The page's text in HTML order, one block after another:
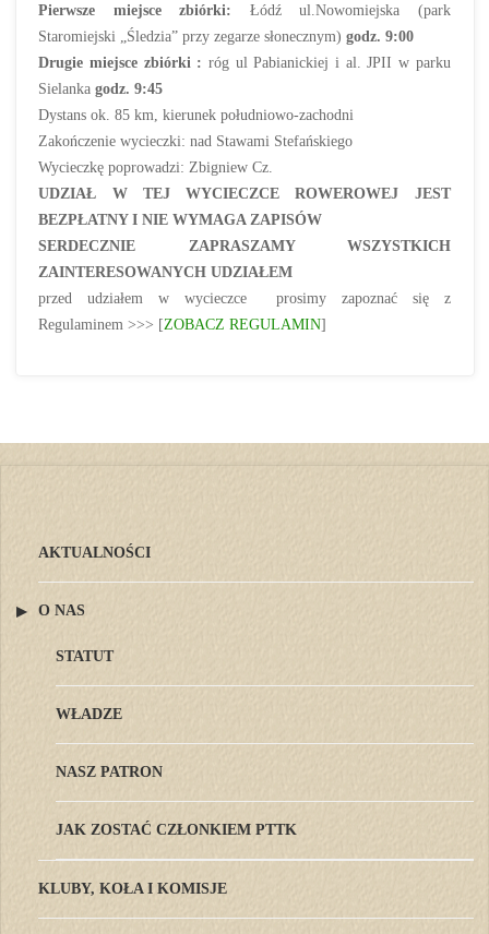
Pierwsze miejsce zbiórki: Łódź ul.Nowomiejska (park
Staromiejski „Śledzia” przy zegarze słonecznym)godz. 9:00
Drugie miejsce zbiórki : róg ul Pabianickiej i al. JPII w parku
Sielankagodz. 9:45
Dystans ok. 85 km, kierunek południowo-zachodni
Zakończenie wycieczki: nad Stawami Stefańskiego
Wycieczkę poprowadzi: Zbigniew Cz.
UDZIAŁ W TEJ WYCIECZCE ROWEROWEJ JEST
BEZPŁATNY I NIE WYMAGA ZAPISÓW
SERDECZNIE ZAPRASZAMY WSZYSTKICH
ZAINTERESOWANYCH UDZIAŁEM
przed udziałem w wycieczce prosimy zapoznać się z
Regulaminem >>> [ZOBACZ REGULAMIN]
AKTUALNOŚCI
O NAS
STATUT
WŁADZE
NASZ PATRON
JAK ZOSTAĆ CZŁONKIEM PTTK
KLUBY, KOŁA I KOMISJE